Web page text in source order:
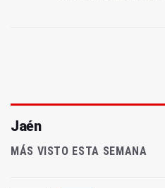
Jaén
MÁS VISTO ESTA SEMANA